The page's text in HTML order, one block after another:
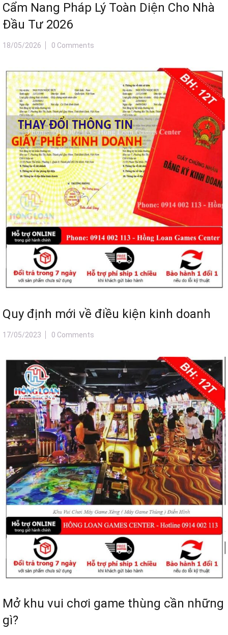
Cẩm Nang Pháp Lý Toàn Diện Cho Nhà
Đầu Tư 2026
18/05/2026 0 Comments
Quy định mới về điều kiện kinh doanh
17/05/2023 0 Comments
Mở khu vui chơi game thùng cần những
gì?